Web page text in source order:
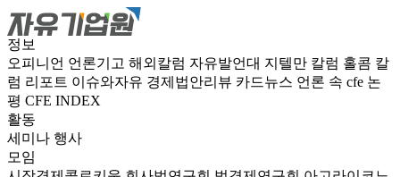
정보
오피니언 언론기고 해외칼럼 자유발언대 지텔만 칼럼 홀콤 칼
럼 리포트 이슈와자유 경제법안리뷰 카드뉴스 언론 속 cfe 논
평 CFE INDEX
활동
세미나 행사
모임